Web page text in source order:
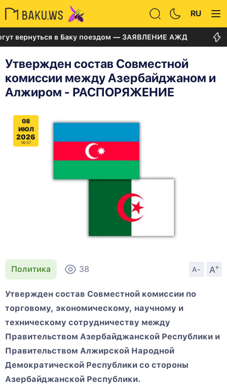
RU
в Баку поездом — ЗАЯВЛЕНИЕ АЖД Суд
Утвержден состав Совместной
комиссии между Азербайджаном и
Алжиром - РАСПОРЯЖЕНИЕ
08
ИЮЛ
2026
16:37
Политика 38 A- A
+
Утвержден состав Совместной комиссии по
торговому, экономическому, научному и
техническому сотрудничеству между
Правительством Азербайджанской Республики и
Правительством Алжирской Народной
Демократической Республики со стороны
Азербайджанской Республики.